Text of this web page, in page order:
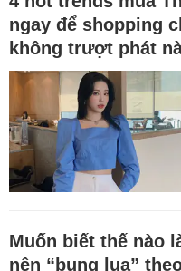
ngay để shopping
không trượt phát
Muốn biết thế nào
nên “bung lụa”